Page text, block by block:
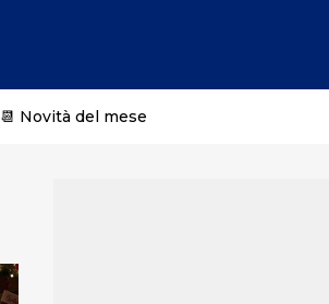
📆 Novità del mese